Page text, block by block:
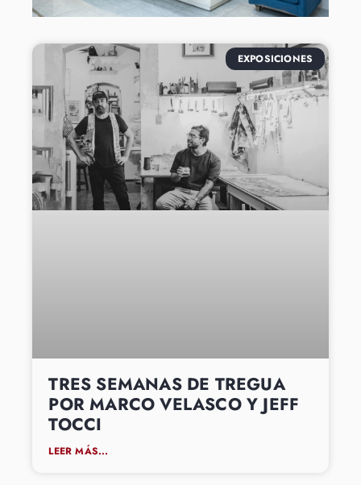
EXPOSICIONES
TRES SEMANAS DE TREGUA
POR MARCO VELASCO Y JEFF
TOCCI
LEER MÁS...